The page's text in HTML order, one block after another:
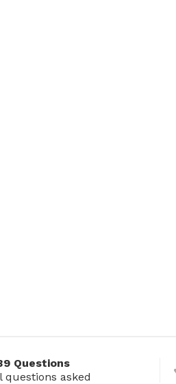
Questions
questions asked